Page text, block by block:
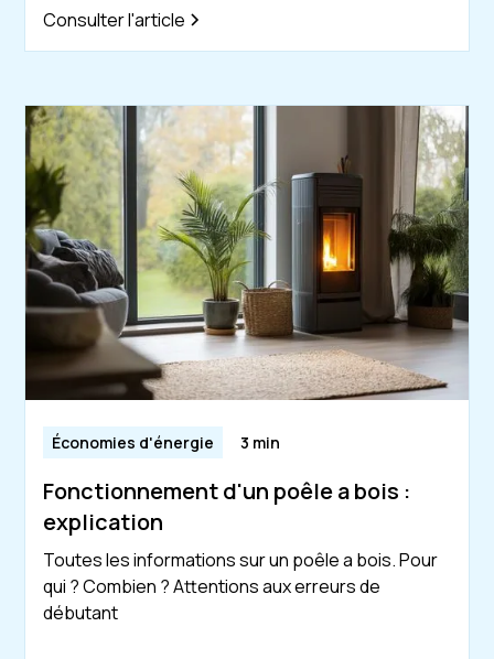
Consulter l'article
Économies d'énergie 3 min
Fonctionnement d'un poêle a bois :
explication
Toutes les informations sur un poêle a bois. Pour
qui ? Combien ? Attentions aux erreurs de
débutant